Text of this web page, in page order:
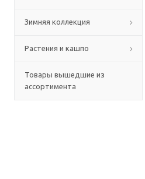
Зимняя коллекция
Растения и кашпо
Товары вышедшие из
ассортимента